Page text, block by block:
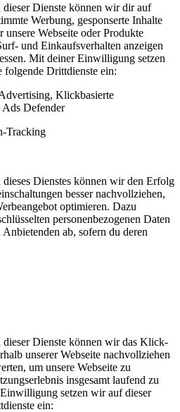
Dienste können wir dir auf
Werbung, gesponserte Inhalte
unsere Webseite oder Produkte
und Einkaufsverhalten anzeigen
Mit deiner Einwilligung setzen
folgende Drittdienste ein:
Klickbasierte
Defender
Tracking
Dienstes können wir den Erfolg
besser nachvollziehen,
optimieren. Dazu
personenbezogenen Daten
ab, sofern du deren
dieser Dienste können wir das Klick-
unserer Webseite nachvollziehen
um unsere Webseite zu
insgesamt laufend zu
setzen wir auf dieser
ein: